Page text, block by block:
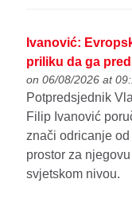
Ivanović:
priliku da ga
on 06/08/2026 at
Potpredsjednik
Filip Ivanović
znači odricanje
prostor za
svjetskom nivou.